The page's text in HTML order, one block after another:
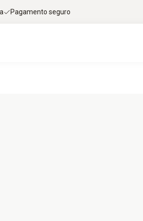
Pagamento seguro